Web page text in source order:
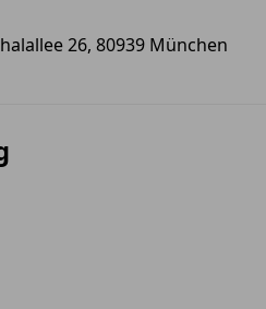
26, 80939 München